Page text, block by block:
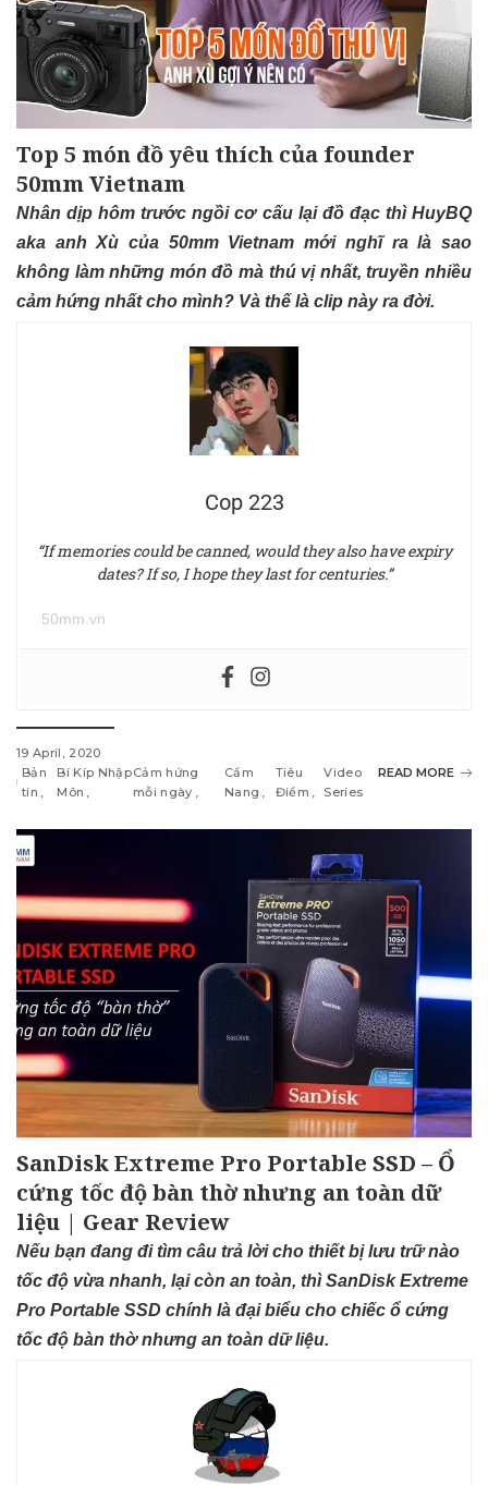
Top 5 món đồ yêu thích của founder
50mm Vietnam
Nhân dịp hôm trước ngồi cơ cấu lại đồ đạc thì HuyBQ
aka anh Xù của 50mm Vietnam mới nghĩ ra là sao
không làm những món đồ mà thú vị nhất, truyền nhiều
cảm hứng nhất cho mình? Và thế là clip này ra đời.
Cop 223
“If memories could be canned, would they also have expiry
dates? If so, I hope they last for centuries.”
50mm.vn
19 April, 2020
Bản
tin
Bí Kíp Nhập
Môn
Cảm hứng
mỗi ngày
Cẩm
Nang
Tiêu
Điểm
Video
Series
READ MORE
SanDisk Extreme Pro Portable SSD – Ổ
cứng tốc độ bàn thờ nhưng an toàn dữ
liệu | Gear Review
Nếu bạn đang đi tìm câu trả lời cho thiết bị lưu trữ nào
tốc độ vừa nhanh, lại còn an toàn, thì SanDisk Extreme
Pro Portable SSD chính là đại biểu cho chiếc ổ cứng
tốc độ bàn thờ nhưng an toàn dữ liệu.